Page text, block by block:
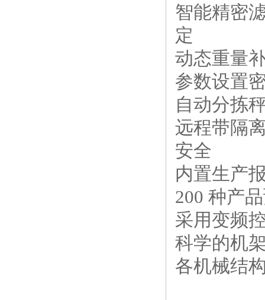
智能精密
定
动态重量
参数设置
自动分拣
远程带隔
安全
内置生产
200 种产
采用变频
科学的机
各机械结